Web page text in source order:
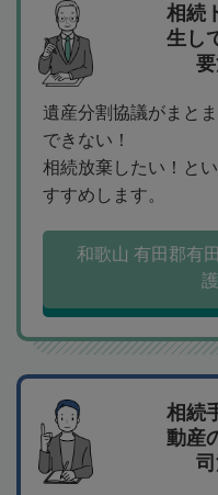
相続
生し
遺産分割協議がまと
できない！
相続放棄したい！と
すすめします。
和歌山 有田郡有
相続
動産